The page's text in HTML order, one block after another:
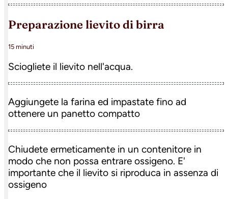
preparazione lievito di birra
15 minuti
Sciogliete il lievito nell'acqua.
Aggiungete la farina ed impastate fino ad
ottenere un panetto compatto
Chiudete ermeticamente in un contenitore in
modo che non possa entrare ossigeno. E'
importante che il lievito si riproduca in assenza di
ossigeno